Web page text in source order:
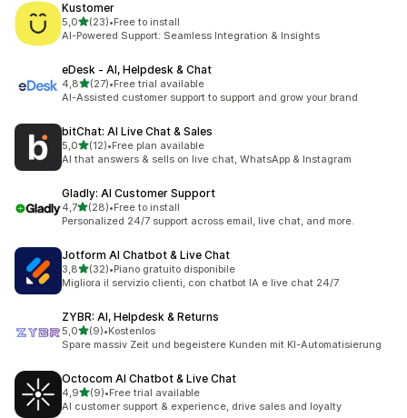
Kustomer
5,0stelle su 5
(23)
23 recensioni totali
•Free to install
AI-Powered Support: Seamless Integration & Insights
eDesk ‑ AI, Helpdesk & Chat
4,8stelle su 5
(27)
27 recensioni totali
•Free trial available
AI-Assisted customer support to support and grow your brand
bitChat: AI Live Chat & Sales
5,0stelle su 5
(12)
12 recensioni totali
•Free plan available
AI that answers & sells on live chat, WhatsApp & Instagram
Gladly: AI Customer Support
4,7stelle su 5
(28)
28 recensioni totali
•Free to install
Personalized 24/7 support across email, live chat, and more.
Jotform AI Chatbot & Live Chat
3,8stelle su 5
(32)
32 recensioni totali
•Piano gratuito disponibile
Migliora il servizio clienti, con chatbot IA e live chat 24/7
ZYBR: AI, Helpdesk & Returns
5,0stelle su 5
(9)
9 recensioni totali
•Kostenlos
Spare massiv Zeit und begeistere Kunden mit KI-Automatisierung
Octocom AI Chatbot & Live Chat
4,9stelle su 5
(9)
9 recensioni totali
•Free trial available
AI customer support & experience, drive sales and loyalty